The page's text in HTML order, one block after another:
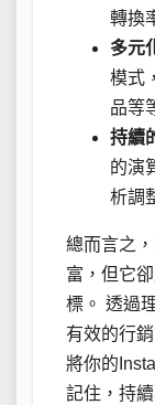
轉換
多元
模式
品等
持續
的演
析調
總而言之
富，但它
標。 透過
有效的行
將你的
記住，持